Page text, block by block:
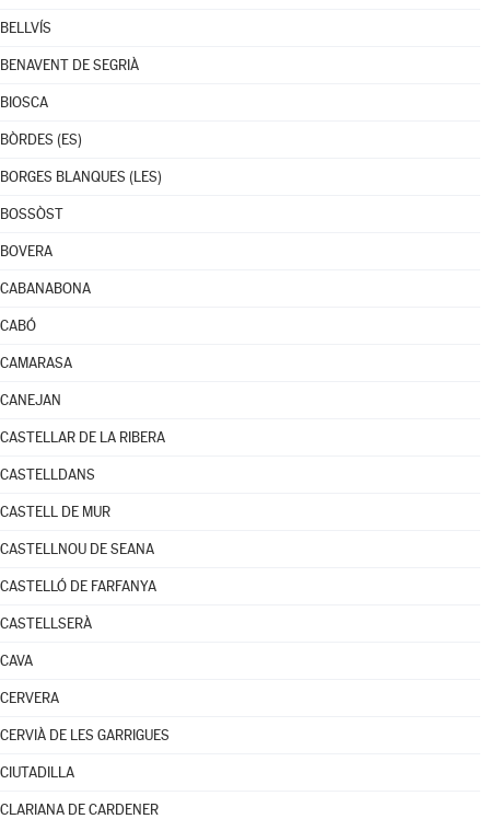
BELLVÍS
BENAVENT DE SEGRIÀ
BIOSCA
BÒRDES (ES)
BORGES BLANQUES (LES)
BOSSÒST
BOVERA
CABANABONA
CABÓ
CAMARASA
CANEJAN
CASTELLAR DE LA RIBERA
CASTELLDANS
CASTELL DE MUR
CASTELLNOU DE SEANA
CASTELLÓ DE FARFANYA
CASTELLSERÀ
CAVA
CERVERA
CERVIÀ DE LES GARRIGUES
CIUTADILLA
CLARIANA DE CARDENER